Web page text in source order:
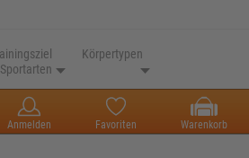
Körpertypen
Anmelden Favoriten Warenkorb